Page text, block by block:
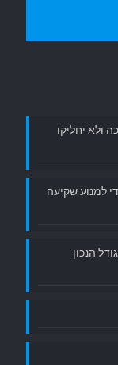
ולא יחליקו
למנוע שקיעה
הנכון